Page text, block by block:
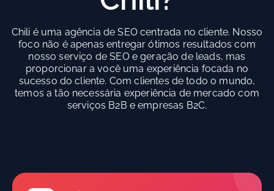
Chili é uma agência de SEO centrada no cliente. Nosso
foco não é apenas entregar ótimos resultados com
nosso serviço de SEO e geração de leads, mas
proporcionar a você uma experiência focada no
sucesso do cliente. Com clientes de todo o mundo,
temos a tão necessária experiência de mercado com
serviços B2B e empresas B2C.